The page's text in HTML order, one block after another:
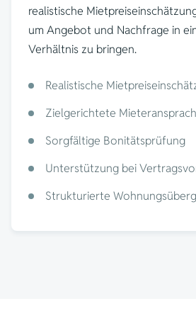
realistische
um Angebot und Nachfrage in
Verhältnis zu bringen.
Realistische
Zielgerichtete
Sorgfältige Bonitätsprüfung
Unterstützung bei
Strukturierte